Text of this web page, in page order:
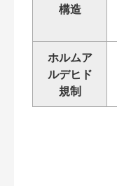
構造
ホルムア
ルデヒド
規制